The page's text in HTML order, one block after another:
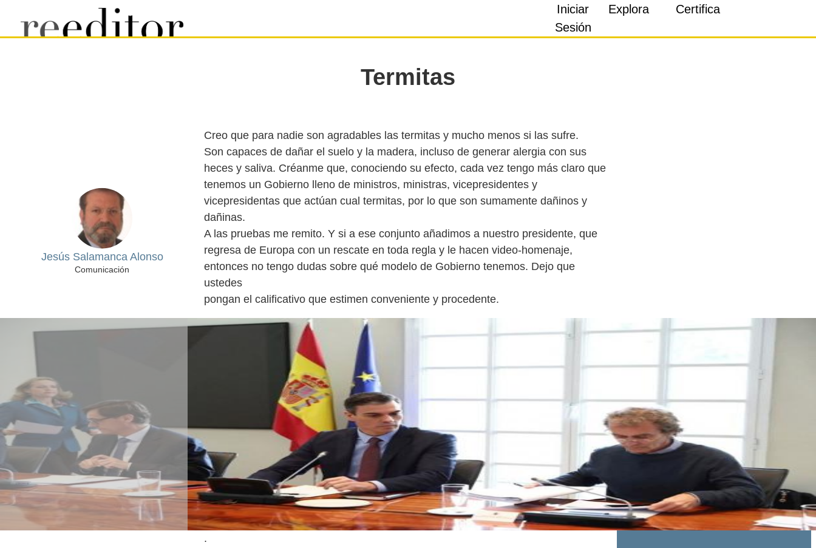
Iniciar
Sesión
Explora Certifica
Jesús Salamanca Alonso
Comunicación
Termitas
Creo que para nadie son agradables las termitas y mucho menos si las sufre.
Son capaces de dañar el suelo y la madera, incluso de generar alergia con sus
heces y saliva. Créanme que, conociendo su efecto, cada vez tengo más claro que
tenemos un Gobierno lleno de ministros, ministras, vicepresidentes y
vicepresidentas que actúan cual termitas, por lo que son sumamente dañinos y
dañinas.
A las pruebas me remito. Y si a ese conjunto añadimos a nuestro presidente, que
regresa de Europa con un rescate en toda regla y le hacen video-homenaje,
entonces no tengo dudas sobre qué modelo de Gobierno tenemos. Dejo que
ustedes
.